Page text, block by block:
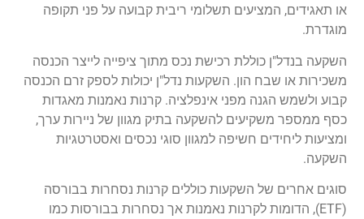
או תאגידים, המציעים תשלומי ריבית קבועה על פני תקופה
מוגדרת.
השקעה בנדל"ן כוללת רכישת נכס מתוך ציפייה לייצר הכנסה
משכירות או שבח הון. השקעות נדל"ן יכולות לספק זרם הכנסה
קבוע ולשמש הגנה מפני אינפלציה. קרנות נאמנות מאגדות
כסף ממספר משקיעים להשקעה בתיק מגוון של ניירות ערך,
ומציעות ליחידים חשיפה למגוון סוגי נכסים ואסטרטגיות
השקעה.
סוגים אחרים של השקעות כוללים קרנות נסחרות בבורסה
(ETF), הדומות לקרנות נאמנות אך נסחרות בבורסות כמו